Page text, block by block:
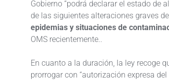
Gobierno “podrá declarar el estado de
de las siguientes alteraciones graves
epidemias y situaciones de
OMS recientemente..
En cuanto a la duración, la ley recoge
prorrogar con “autorización expresa